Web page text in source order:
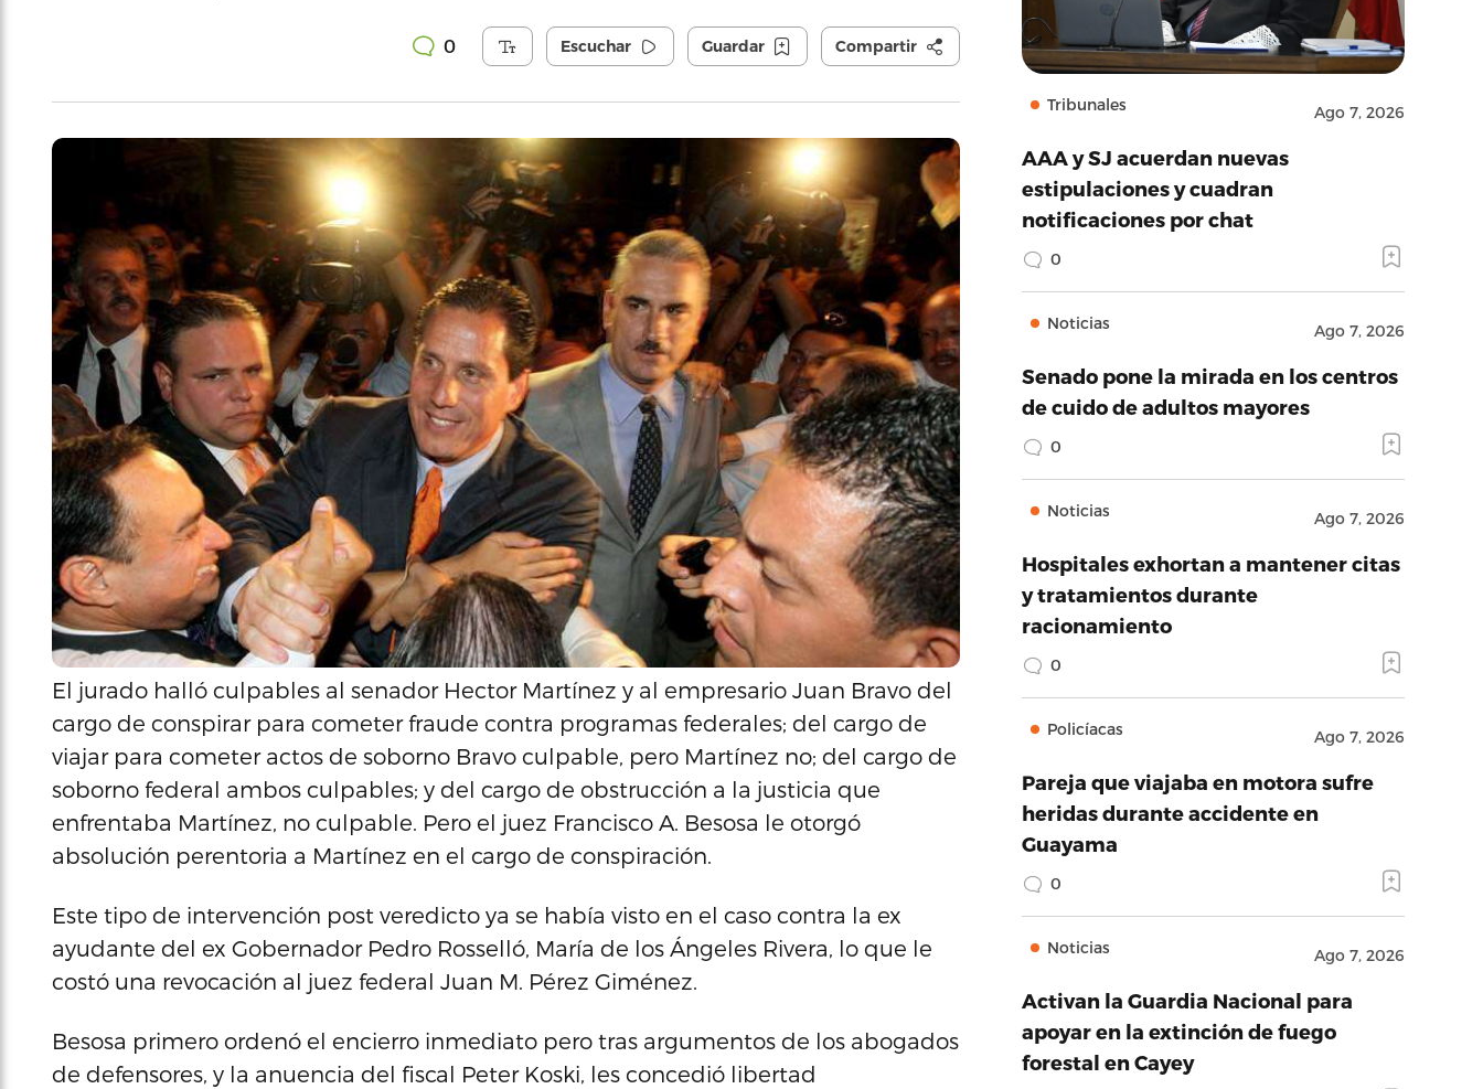
0 Escuchar Guardar Compartir
El jurado halló culpables al senador Hector Martínez y al empresario Juan Bravo del
cargo de conspirar para cometer fraude contra programas federales; del cargo de
viajar para cometer actos de soborno Bravo culpable, pero Martínez no; del cargo de
soborno federal ambos culpables; y del cargo de obstrucción a la justicia que
enfrentaba Martínez, no culpable. Pero el juez Francisco A. Besosa le otorgó
absolución perentoria a Martínez en el cargo de conspiración.
Este tipo de intervención post veredicto ya se había visto en el caso contra la ex
ayudante del ex Gobernador Pedro Rosselló, María de los Ángeles Rivera, lo que le
costó una revocación al juez federal Juan M. Pérez Giménez.
Besosa primero ordenó el encierro inmediato pero tras argumentos de los abogados
de defensores, y la anuencia del fiscal Peter Koski, les concedió libertad
Tribunales Ago 7, 2026
AAA y SJ acuerdan nuevas
estipulaciones y cuadran
notificaciones por chat
0
Noticias Ago 7, 2026
Senado pone la mirada en los centros
de cuido de adultos mayores
0
Noticias Ago 7, 2026
Hospitales exhortan a mantener citas
y tratamientos durante
racionamiento
0
Policíacas Ago 7, 2026
Pareja que viajaba en motora sufre
heridas durante accidente en
Guayama
0
Noticias Ago 7, 2026
Activan la Guardia Nacional para
apoyar en la extinción de fuego
forestal en Cayey